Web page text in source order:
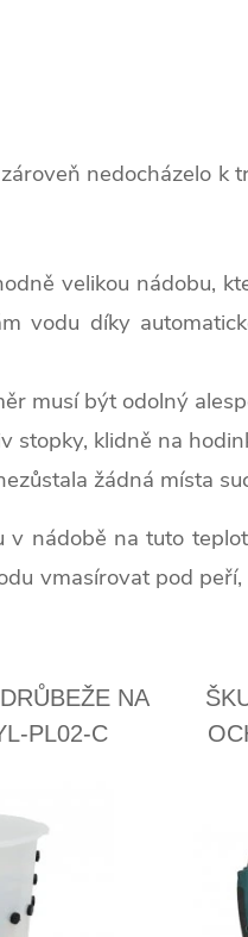
nedocházelo k
velikou nádobu,
vodu díky
musí být odolný
stopky, klidně na
žádná místa
v nádobě na tuto
vmasírovat pod